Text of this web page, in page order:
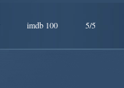
imdb 100 5/5